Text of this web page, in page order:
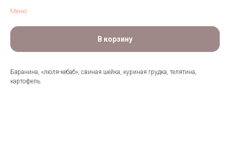
Меню
В корзину
Баранина, «люля-кебаб», свиная шейка, куриная грудка, телятина,
картофель.